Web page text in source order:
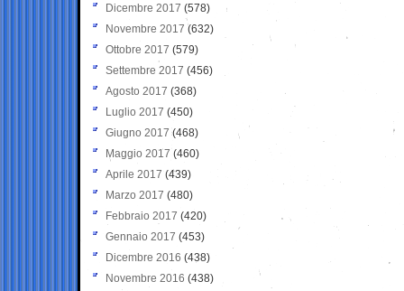
Dicembre 2017 (578)
Novembre 2017 (632)
Ottobre 2017 (579)
Settembre 2017 (456)
Agosto 2017 (368)
Luglio 2017 (450)
Giugno 2017 (468)
Maggio 2017 (460)
Aprile 2017 (439)
Marzo 2017 (480)
Febbraio 2017 (420)
Gennaio 2017 (453)
Dicembre 2016 (438)
Novembre 2016 (438)